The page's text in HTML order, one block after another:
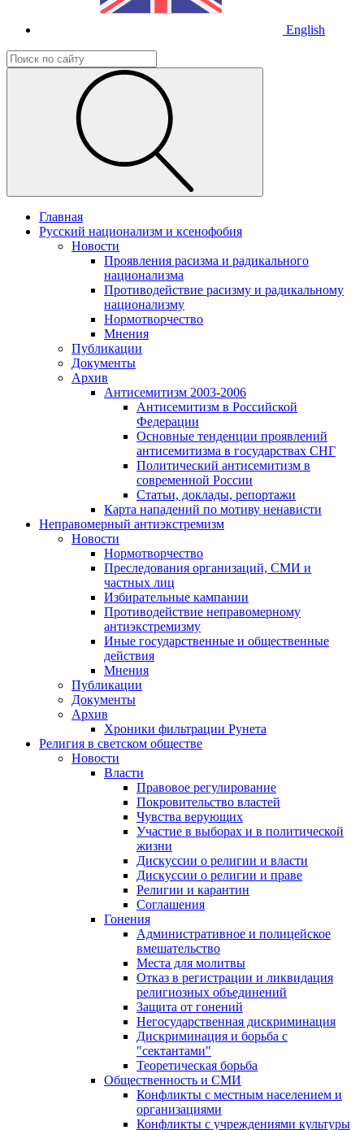
English
Главная
Русский национализм и ксенофобия
Новости
Проявления расизма и радикального
национализма
Противодействие расизму и радикальному
национализму
Нормотворчество
Мнения
Публикации
Документы
Архив
Антисемитизм 2003-2006
Антисемитизм в Российской
Федерации
Основные тенденции проявлений
антисемитизма в государствах СНГ
Политический антисемитизм в
современной России
Статьи, доклады, репортажи
Карта нападений по мотиву ненависти
Неправомерный антиэкстремизм
Новости
Нормотворчество
Преследования организаций, СМИ и
частных лиц
Избирательные кампании
Противодействие неправомерному
антиэкстремизму
Иные государственные и общественные
действия
Мнения
Публикации
Документы
Архив
Хроники фильтрации Рунета
Религия в светском обществе
Новости
Власти
Правовое регулирование
Покровительство властей
Чувства верующих
Участие в выборах и в политической
жизни
Дискуссии о религии и власти
Дискуссии о религии и праве
Религии и карантин
Соглашения
Гонения
Административное и полицейское
вмешательство
Места для молитвы
Отказ в регистрации и ликвидация
религиозных объединений
Защита от гонений
Негосударственная дискриминация
Дискриминация и борьба с
"сектантами"
Теоретическая борьба
Общественность и СМИ
Конфликты с местным населением и
организациями
Конфликты с учреждениями культуры